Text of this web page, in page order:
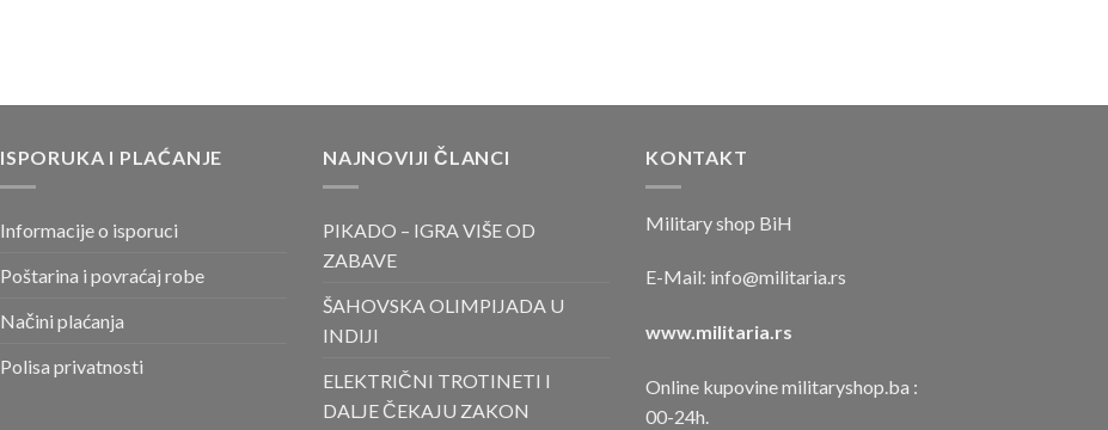
ISPORUKA I PLAĆANJE
Informacije o isporuci
Poštarina i povraćaj robe
Načini plaćanja
Polisa privatnosti
NAJNOVIJI ČLANCI
PIKADO – IGRA VIŠE OD
ZABAVE
ŠAHOVSKA OLIMPIJADA U
INDIJI
ELEKTRIČNI TROTINETI I
DALJE ČEKAJU ZAKON
KONTAKT
Military shop BiH
E-Mail: info@militaria.rs
www.militaria.rs
Online kupovine militaryshop.ba :
00-24h.